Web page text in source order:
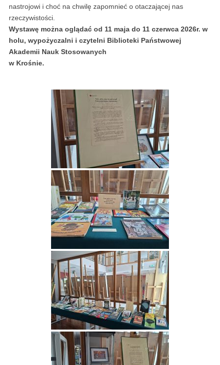
nastrojowi i choć na chwilę zapomnieć o otaczającej nas
rzeczywistości.
Wystawę można oglądać od 11 maja do 11 czerwca 2026r. w
holu, wypożyczalni i czytelni Biblioteki Państwowej
Akademii Nauk Stosowanych
w Krośnie.